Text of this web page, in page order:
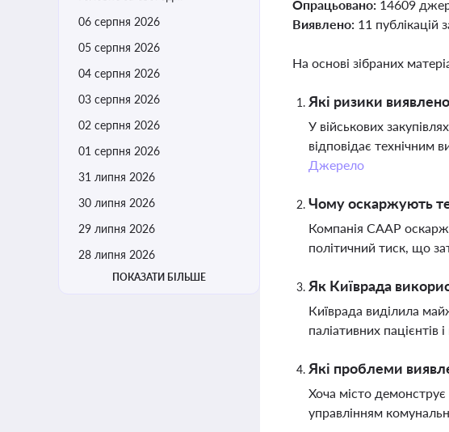
06 серпня 2026
05 серпня 2026
04 серпня 2026
03 серпня 2026
02 серпня 2026
01 серпня 2026
31 липня 2026
30 липня 2026
29 липня 2026
28 липня 2026
ПОКАЗАТИ БІЛЬШЕ
Опрацьовано: 14609
Виявлено: 11 публікацій
На основі зібраних
Які ризики
У військових
відповідає технічним
Джерело
Чому оскаржують
Компанія CAAP
політичний тиск, що
Як Київрада
Київрада виділила
паліативних
Які проблеми
Хоча місто
управлінням